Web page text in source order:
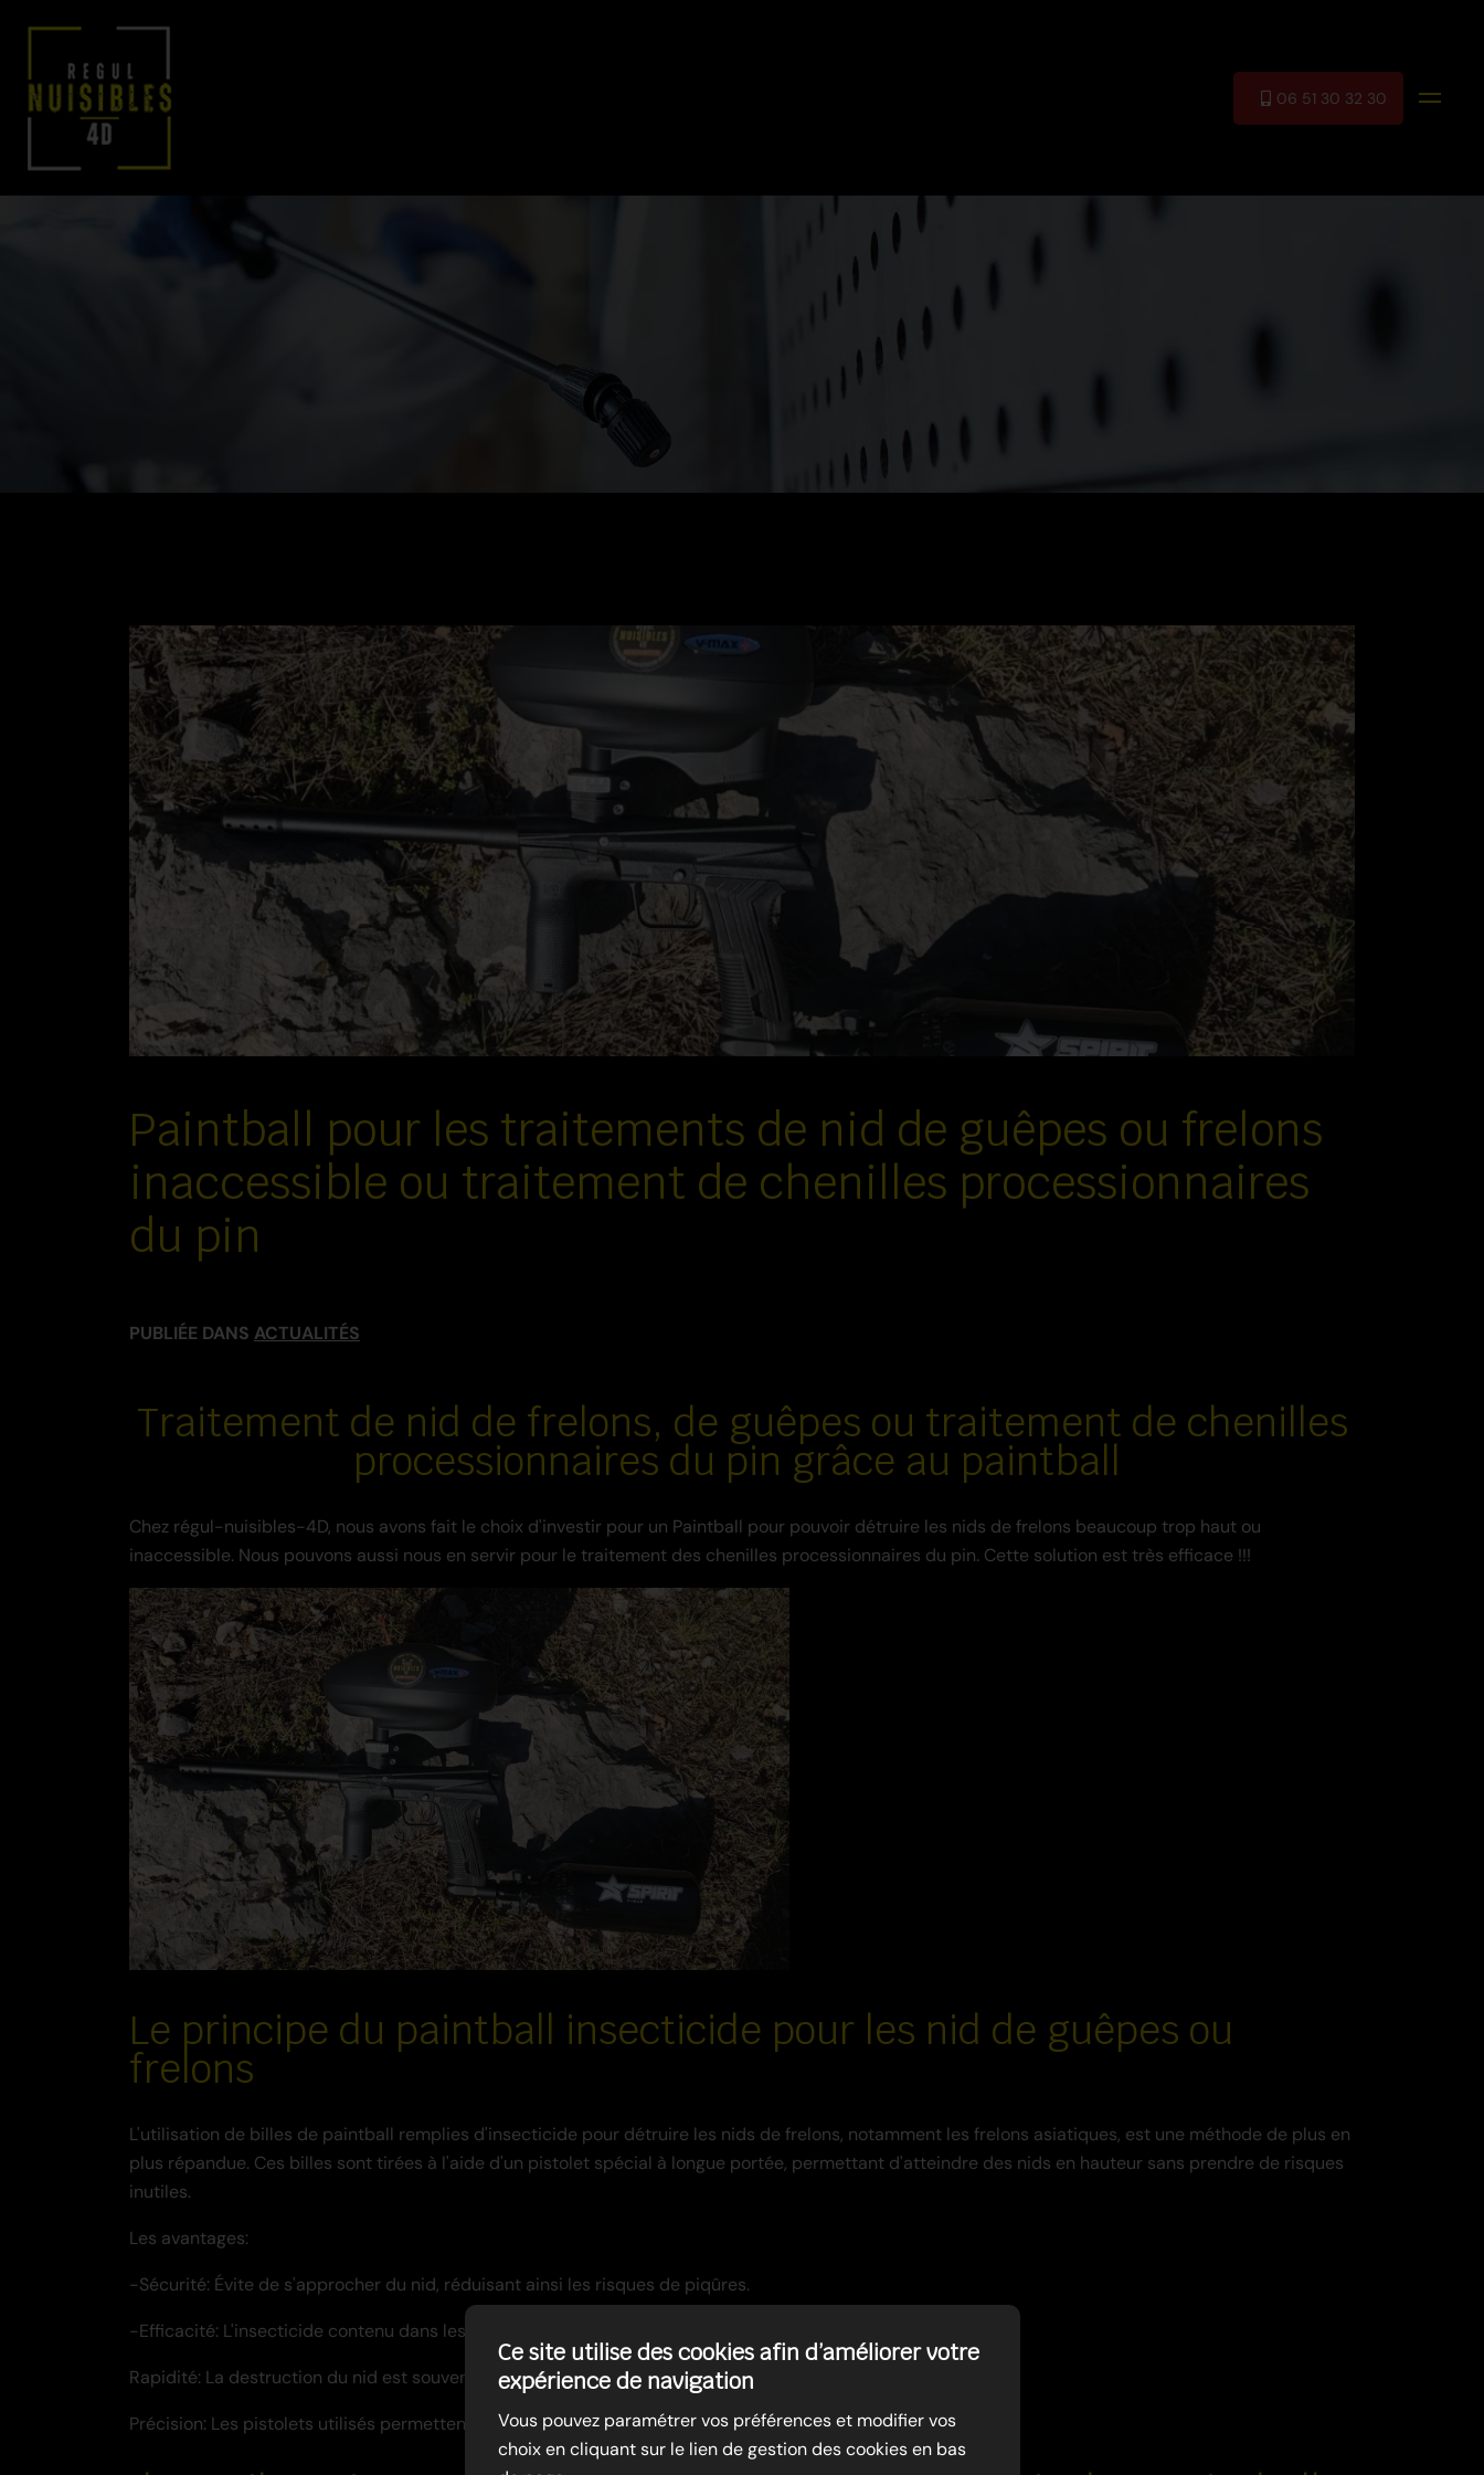
06 51 30 32 30
Paintball pour les traitements de nid de guêpes ou frelons
inaccessible ou traitement de chenilles processionnaires
du pin
PUBLIÉE DANS ACTUALITÉS
Traitement de nid de frelons, de guêpes ou traitement de chenilles
processionnaires du pin grâce au paintball
Chez régul-nuisibles-4D, nous avons fait le choix d'investir pour un Paintball pour pouvoir détruire les nids de frelons beaucoup trop haut ou
inaccessible. Nous pouvons aussi nous en servir pour le traitement des chenilles processionnaires du pin. Cette solution est très efficace !!!
Le principe du paintball insecticide pour les nid de guêpes ou
frelons
L'utilisation de billes de paintball remplies d'insecticide pour détruire les nids de frelons, notamment les frelons asiatiques, est une méthode de plus en
plus répandue. Ces billes sont tirées à l'aide d'un pistolet spécial à longue portée, permettant d'atteindre des nids en hauteur sans prendre de risques
inutiles.
Les avantages:
-Sécurité: Évite de s'approcher du nid, réduisant ainsi les risques de piqûres.
-Efficacité: L'insecticide contenu dans les billes se répand rapidement dans le nid, éliminant la colonie.
Rapidité: La destruction du nid est souvent quasi immédiate.
Précision: Les pistolets utilisés permettent une grande précision, même à distance.
Ce site utilise des cookies afin d’améliorer votre
expérience de navigation
Vous pouvez paramétrer vos préférences et modifier vos
choix en cliquant sur le lien de gestion des cookies en bas